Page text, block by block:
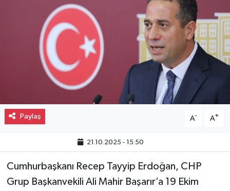
Paylaş A- A+
21.10.2025 - 15:50
Cumhurbaşkanı Recep Tayyip Erdoğan, CHP
Grup Başkanvekili Ali Mahir Başarır’a 19 Ekim
Gayrimenkul
Eğitim